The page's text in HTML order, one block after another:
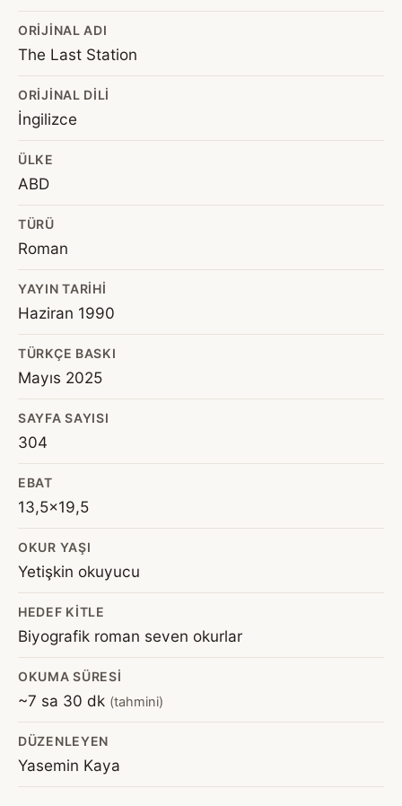
ORIJINAL ADI
The Last Station
ORIJINAL DILI
İngilizce
ÜLKE
ABD
TÜRÜ
Roman
YAYIN TARIHI
Haziran 1990
TÜRKÇE BASKI
Mayıs 2025
SAYFA SAYISI
304
EBAT
13,5x19,5
OKUR YAŞI
Yetişkin okuyucu
HEDEF KITLE
Biyografik roman seven okurlar
OKUMA SÜRESI
~7 sa 30 dk (tahmini)
DÜZENLEYEN
Yasemin Kaya